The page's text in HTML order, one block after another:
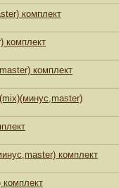
комплект
комплект
комплект
комплект